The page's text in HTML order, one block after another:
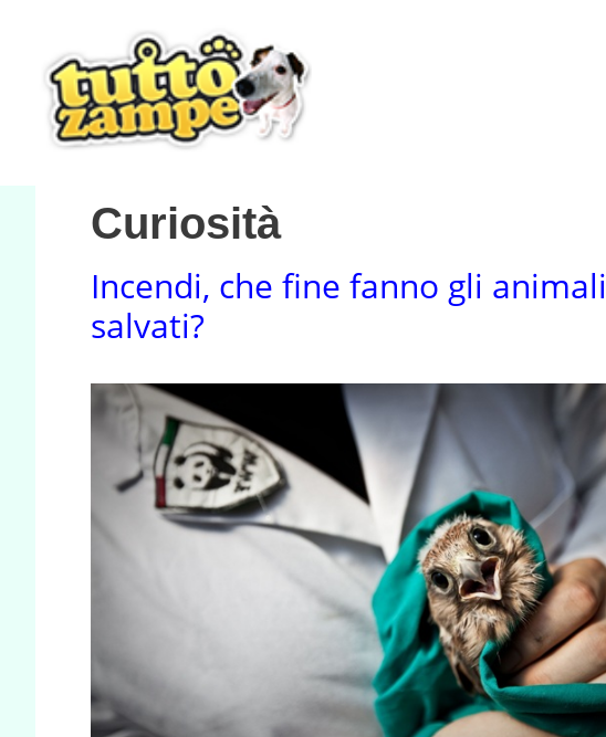
contenuto
Curiosità
Incendi, che fine fanno gli animali
salvati?